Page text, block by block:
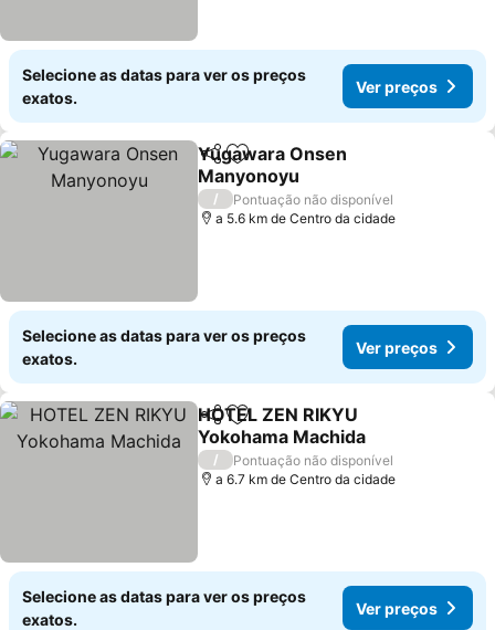
Selecione as datas para ver os preços
exatos.
Ver preços
PartilharAdicionar aos favoritos
Yugawara Onsen
Manyonoyu
/
Pontuação não disponível
a 5.6 km de Centro da cidade
Selecione as datas para ver os preços
exatos.
Ver preços
PartilharAdicionar aos favoritos
HOTEL ZEN RIKYU
Yokohama Machida
/
Pontuação não disponível
a 6.7 km de Centro da cidade
Selecione as datas para ver os preços
exatos.
Ver preços